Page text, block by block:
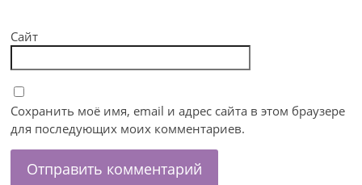
Сайт
Сохранить моё имя, email и адрес сайта в этом браузере
для последующих моих комментариев.